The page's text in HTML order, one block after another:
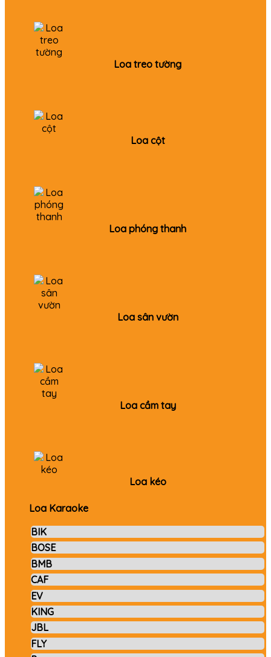
Loa treo tường
Loa cột
Loa phóng thanh
Loa sân vườn
Loa cầm tay
Loa kéo
Loa Karaoke
BIK
BOSE
BMB
CAF
EV
KING
JBL
FLY